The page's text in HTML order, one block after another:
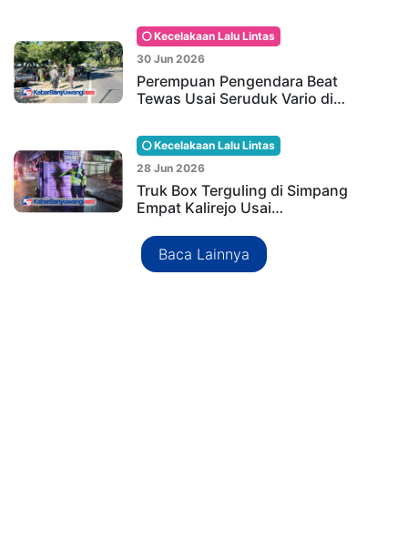
Kecelakaan Lalu Lintas
30 Jun 2026
Perempuan Pengendara Beat
Tewas Usai Seruduk Vario di…
Kecelakaan Lalu Lintas
28 Jun 2026
Truk Box Terguling di Simpang
Empat Kalirejo Usai…
Baca Lainnya